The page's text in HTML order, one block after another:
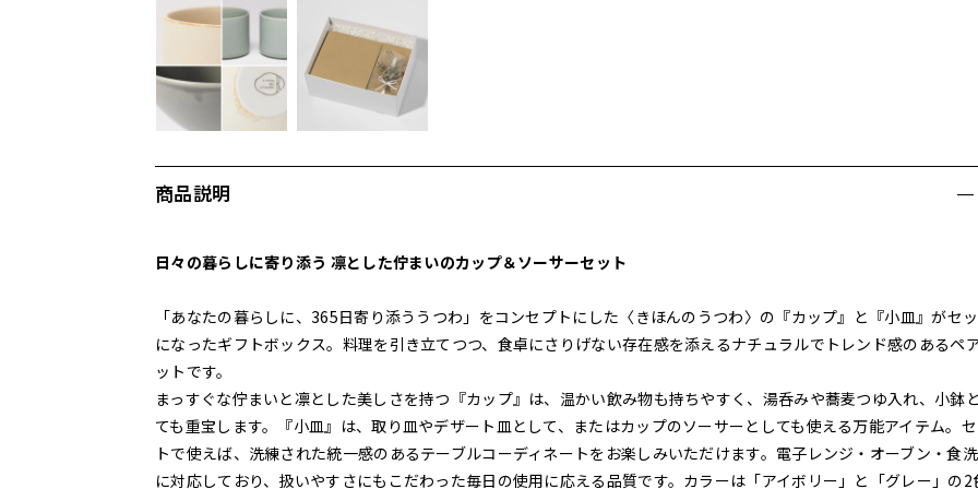
商品説明
日々の暮らしに寄り添う 凛とした佇まいのカップ＆ソーサーセット
「あなたの暮らしに、365日寄り添ううつわ」をコンセプトにした〈きほんのうつわ〉の『カップ』と『小皿』がセ
になったギフトボックス。料理を引き立てつつ、食卓にさりげない存在感を添えるナチュラルでトレンド感のあるペ
ットです。
まっすぐな佇まいと凛とした美しさを持つ『カップ』は、温かい飲み物も持ちやすく、湯呑みや蕎麦つゆ入れ、小鉢
ても重宝します。『小皿』は、取り皿やデザート皿として、またはカップのソーサーとしても使える万能アイテム。
トで使えば、洗練された統一感のあるテーブルコーディネートをお楽しみいただけます。電子レンジ・オーブン・食
に対応しており、扱いやすさにもこだわった毎日の使用に応える品質です。カラーは「アイボリー」と「グレー」の2